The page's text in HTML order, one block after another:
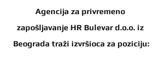
Agencija za privremeno
zapošljavanje HR Bulevar d.o.o. iz
Beograda traži izvršioca za poziciju: